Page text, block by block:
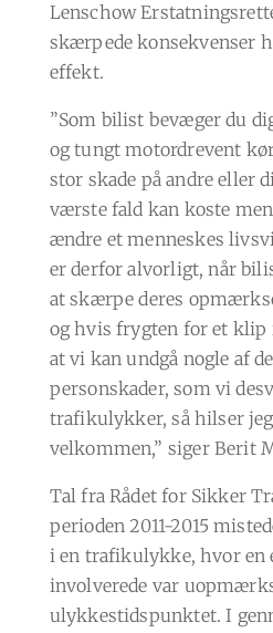
Lenschow
skærpede konsekvenser
effekt.
”Som bilist bevæger du
og tungt motordrevent
stor skade på andre eller
værste fald kan koste
ændre et menneskes
er derfor alvorligt, når
at skærpe deres
og hvis frygten for et klip
at vi kan undgå nogle af
personskader, som vi
trafikulykker, så hilser
velkommen,” siger Berit
Tal fra Rådet for Sikker
perioden 2011-2015
i en trafikulykke, hvor en
involverede var
ulykkestidspunktet. I